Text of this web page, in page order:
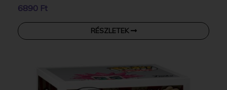
6890 Ft
RÉSZLETEK